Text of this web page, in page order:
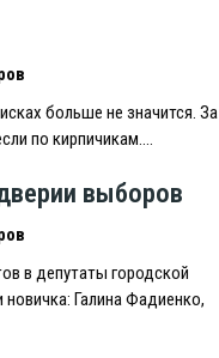
больше не значится. За
по кирпичикам….
выборов
в депутаты городской
Галина Фадиенко,